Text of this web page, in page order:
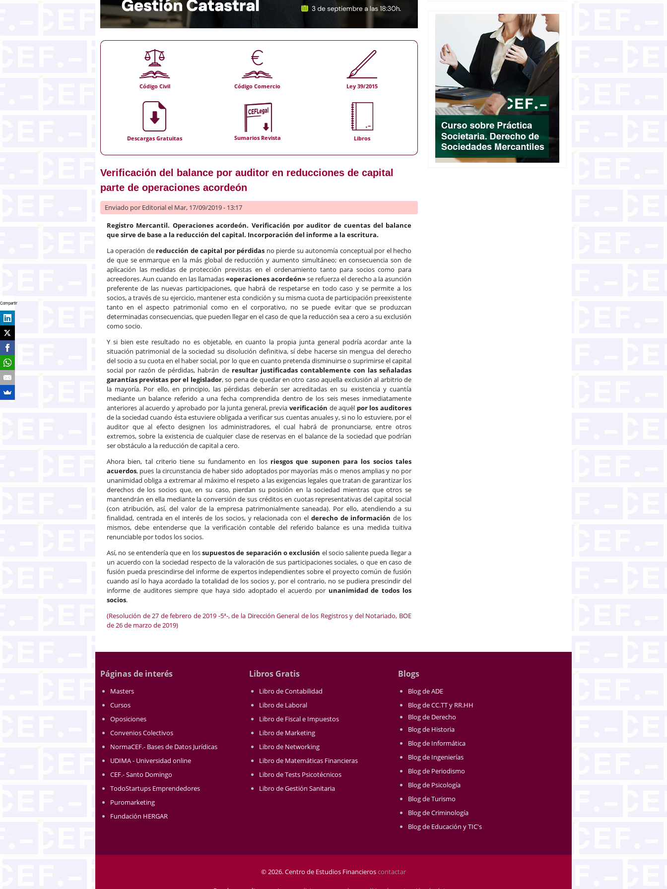
Código Civil Código Comercio Ley 39/2015
Descargas Gratuitas Sumarios Revista Libros
Verificación del balance por auditor en reducciones de capital
parte de operaciones acordeón
Enviado por Editorialel Mar, 17/09/2019 - 13:17
Registro Mercantil. Operaciones acordeón. Verificación por auditor de cuentas del balance
que sirve de base a la reducción del capital. Incorporación del informe a la escritura.
La operación de reducción de capital por pérdidas no pierde su autonomía conceptual por el hecho
de que se enmarque en la más global de reducción y aumento simultáneo; en consecuencia son de
aplicación las medidas de protección previstas en el ordenamiento tanto para socios como para
acreedores. Aun cuando en las llamadas«operaciones acordeón»se refuerza el derecho a la asunción
preferente de las nuevas participaciones, que habrá de respetarse en todo caso y se permite a los
socios, a través de su ejercicio, mantener esta condición y su misma cuota de participación preexistente
tanto en el aspecto patrimonial como en el corporativo, no se puede evitar que se produzcan
determinadas consecuencias, que pueden llegar en el caso de que la reducción sea a cero a su exclusión
como socio.
Y si bien este resultado no es objetable, en cuanto la propia junta general podría acordar ante la
situación patrimonial de la sociedad su disolución definitiva, sí debe hacerse sin mengua del derecho
del socio a su cuota en el haber social, por lo que en cuanto pretenda disminuirse o suprimirse el capital
social por razón de pérdidas, habrán de resultar justificadas contablemente con las señaladas
garantías previstas por el legislador, so pena de quedar en otro caso aquella exclusión al arbitrio de
la mayoría. Por ello, en principio, las pérdidas deberán ser acreditadas en su existencia y cuantía
mediante un balance referido a una fecha comprendida dentro de los seis meses inmediatamente
anteriores al acuerdo y aprobado por la junta general, previa verificación de aquél por los auditores
de la sociedad cuando ésta estuviere obligada a verificar sus cuentas anuales y, si no lo estuviere, por el
auditor que al efecto designen los administradores, el cual habrá de pronunciarse, entre otros
extremos, sobre la existencia de cualquier clase de reservas en el balance de la sociedad que podrían
ser obstáculo a la reducción de capital a cero.
Ahora bien, tal criterio tiene su fundamento en los riesgos que suponen para los socios tales
acuerdos, pues la circunstancia de haber sido adoptados por mayorías más o menos amplias y no por
unanimidad obliga a extremar al máximo el respeto a las exigencias legales que tratan de garantizar los
derechos de los socios que, en su caso, pierdan su posición en la sociedad mientras que otros se
mantendrán en ella mediante la conversión de sus créditos en cuotas representativas del capital social
(con atribución, así, del valor de la empresa patrimonialmente saneada). Por ello, atendiendo a su
finalidad, centrada en el interés de los socios, y relacionada con el derecho de información de los
mismos, debe entenderse que la verificación contable del referido balance es una medida tuitiva
renunciable por todos los socios.
Así, no se entendería que en lossupuestos de separación o exclusión el socio saliente pueda llegar a
un acuerdo con la sociedad respecto de la valoración de sus participaciones sociales, o que en caso de
fusión pueda prescindirse del informe de expertos independientes sobre el proyecto común de fusión
cuando así lo haya acordado la totalidad de los socios y, por el contrario, no se pudiera prescindir del
informe de auditores siempre que haya sido adoptado el acuerdo por unanimidad de todos los
socios.
(Resolución de 27 de febrero de 2019 -5ª-, de la Dirección General de los Registros y del Notariado, BOE
de 26 de marzo de 2019)
Páginas de interés
Masters
Cursos
Oposiciones
Convenios Colectivos
NormaCEF.- Bases de Datos Jurídicas
UDIMA - Universidad online
CEF.- Santo Domingo
TodoStartups Emprendedores
Puromarketing
Fundación HERGAR
Libros Gratis
Libro de Contabilidad
Libro de Laboral
Libro de Fiscal e Impuestos
Libro de Marketing
Libro de Networking
Libro de Matemáticas Financieras
Libro de Tests Psicotécnicos
Libro de Gestión Sanitaria
Blogs
Blog de ADE
Blog de CC.TT y RR.HH
Blog de Derecho
Blog de Historia
Blog de Informática
Blog de Ingenierías
Blog de Periodismo
Blog de Psicología
Blog de Turismo
Blog de Criminología
Blog de Educación y TIC's
© 2026. Centro de Estudios Financieroscontactar
Compartir